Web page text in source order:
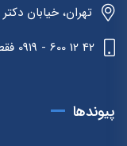
تهران، خیابان
42 12 600 - 0919 فقط تلگرام و پیامک
پیوندها